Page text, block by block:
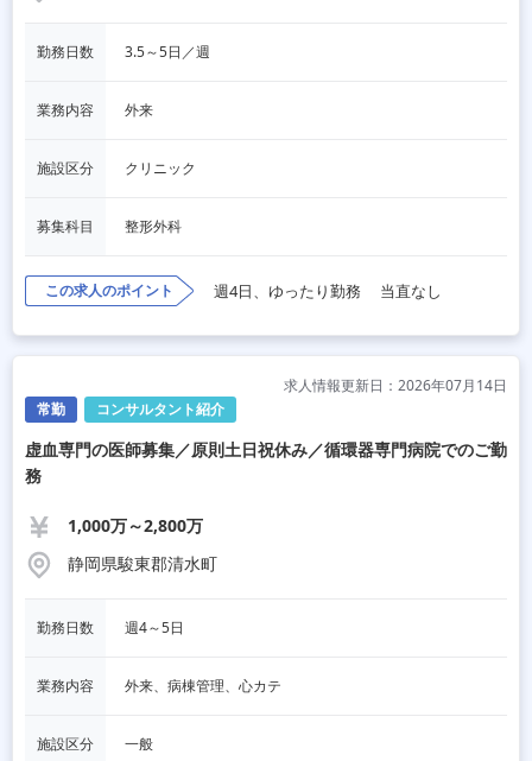
勤務日数 3.5～5日／週
業務内容 外来
施設区分 クリニック
募集科目 整形外科
この求人のポイント 週4日、ゆったり勤務 当直なし
常勤 コンサルタント紹介
求人情報更新日：2026年07月14日
虚血専門の医師募集／原則土日祝休み／循環器専門病院でのご勤
務
1,000万～2,800万
静岡県駿東郡清水町
勤務日数 週4～5日
業務内容 外来、病棟管理、心カテ
施設区分 一般